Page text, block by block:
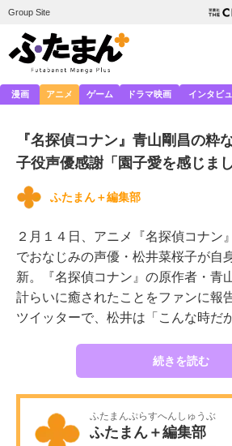
Group Site
漫画 アニメ ゲーム ドラマ映画 インタビ
『名探偵コナン』青山剛昌の粋
子役声優感謝「園子愛を感じまし
ふたまん＋編集部
２月１４日、アニメ『名探偵コナン
でおなじみの声優・松井菜桜子が自
新。『名探偵コナン』の原作者・青
計らいに癒されたことをファンに
ツイッターで、松井は「こんな時だ
続きを読む
ふたまんぷらすへんしゅうぶ
ふたまん＋編集部